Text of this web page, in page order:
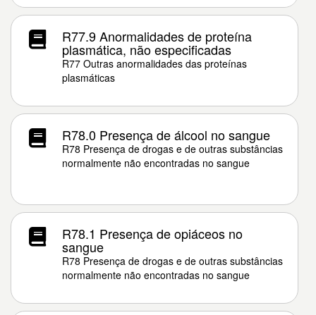
R77.9 Anormalidades de proteína
plasmática, não especificadas
R77 Outras anormalidades das proteínas
plasmáticas
R78.0 Presença de álcool no sangue
R78 Presença de drogas e de outras substâncias
normalmente não encontradas no sangue
R78.1 Presença de opiáceos no
sangue
R78 Presença de drogas e de outras substâncias
normalmente não encontradas no sangue